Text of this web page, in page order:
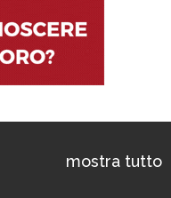
mostra tutto